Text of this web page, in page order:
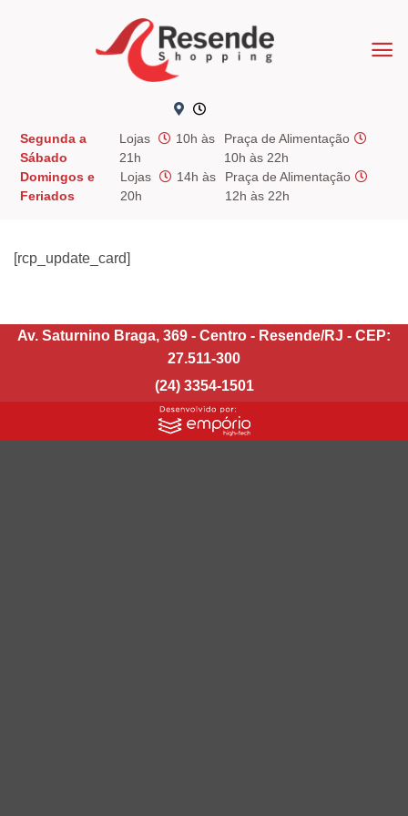
Segunda a
Sábado
Lojas
10h às
21h
Praça de Alimentação
10h às 22h
Domingos e
Feriados
Lojas
14h às
20h
Praça de Alimentação
12h às 22h
[rcp_update_card]
Av. Saturnino Braga, 369 - Centro - Resende/RJ - CEP:
27.511-300
(24) 3354-1501